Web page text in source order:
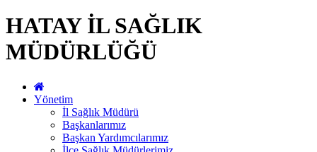
HATAY İL SAĞLIK
MÜDÜRLÜĞÜ
Yönetim
İl Sağlık Müdürü
Başkanlarımız
Başkan Yardımcılarımız